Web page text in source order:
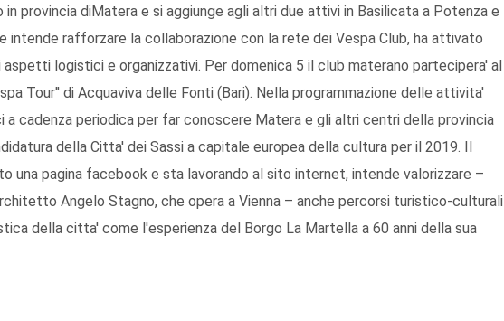
in provincia diMatera e si aggiunge agli altri due attivi in Basilicata a Potenza e
intende rafforzare la collaborazione con la rete dei Vespa Club, ha attivato
aspetti logistici e organizzativi. Per domenica 5 il club materano partecipera' al
Tour'' di Acquaviva delle Fonti (Bari). Nella programmazione delle attivita'
a cadenza periodica per far conoscere Matera e gli altri centri della provincia
della Citta' dei Sassi a capitale europea della cultura per il 2019. Il
una pagina facebook e sta lavorando al sito internet, intende valorizzare –
Angelo Stagno, che opera a Vienna – anche percorsi turistico-culturali
della citta' come l'esperienza del Borgo La Martella a 60 anni della sua